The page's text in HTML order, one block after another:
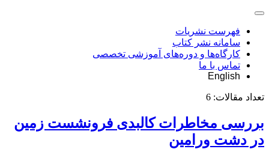
فهرست نشریات
سامانه نشر کتاب
کارگاه‌ها و دوره‌های آموزشی تخصصی
تماس با ما
English
تعداد مقالات: 6
بررسی مخاطرات کالبدی فرونشست زمین
در دشت ورامین